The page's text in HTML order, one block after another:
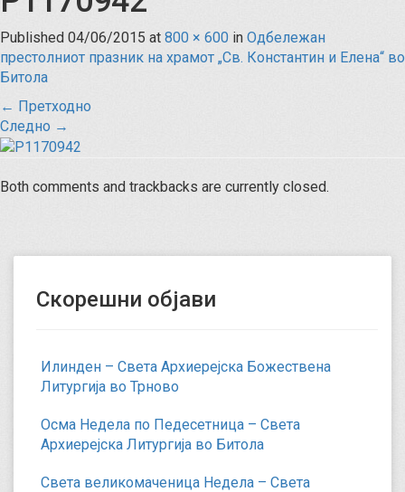
Published 04/06/2015 at 800 × 600 in Одбележан
престолниот празник на храмот „Св. Константин и Елена“ во
Битола
← Претходно
Следно →
Both comments and trackbacks are currently closed.
Скорешни објави
Илинден – Света Архиерејска Божествена
Литургија во Трново
Осма Недела по Педесетница – Света
Архиерејска Литургија во Битола
Света великомаченица Недела – Света